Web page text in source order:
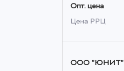
Опт. цена
Цена РРЦ
ООО "ЮНИТ"